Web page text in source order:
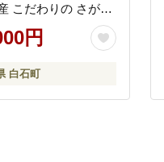
こだわりの さがび
（白米）【白浜農
米 10kg お米 ブラ
培米 特A評価 特A
発送 おすすめ 人気
円
白石町